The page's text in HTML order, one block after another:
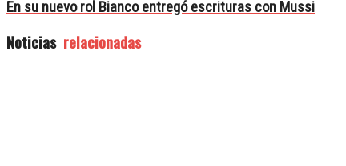
En su nuevo rol Bianco entregó escrituras con Mussi
Noticias relacionadas